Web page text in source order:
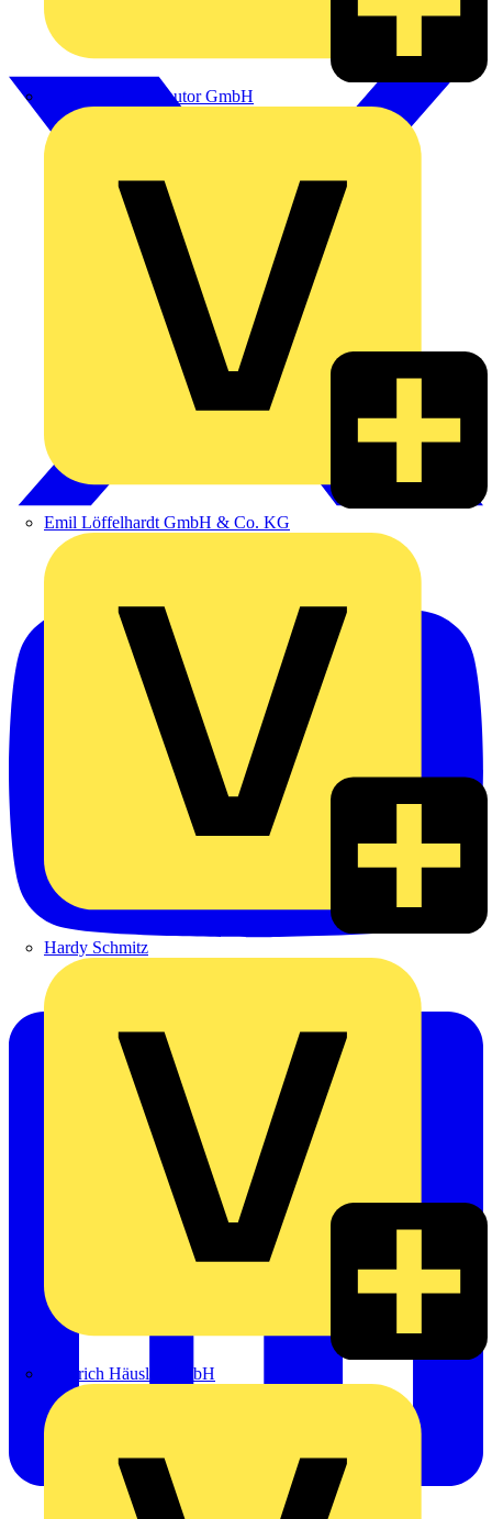
eldis electro distributor GmbH
Emil Löffelhardt GmbH & Co. KG
Hardy Schmitz
Heinrich Häusler GmbH